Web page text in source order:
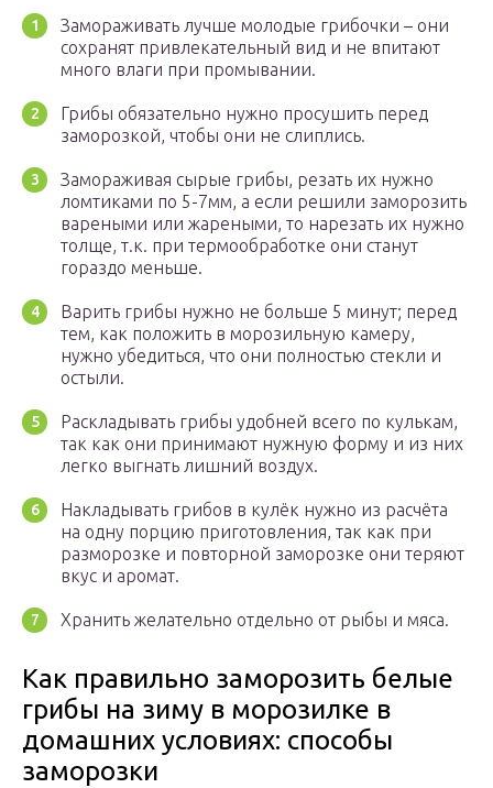
Замораживать лучше молодые грибочки – они
сохранят привлекательный вид и не впитают
много влаги при промывании.
Грибы обязательно нужно просушить перед
заморозкой, чтобы они не слиплись.
Замораживая сырые грибы, резать их нужно
ломтиками по 5-7мм, а если решили заморозить
вареными или жареными, то нарезать их нужно
толще, т.к. при термообработке они станут
гораздо меньше.
Варить грибы нужно не больше 5 минут; перед
тем, как положить в морозильную камеру,
нужно убедиться, что они полностью стекли и
остыли.
Раскладывать грибы удобней всего по кулькам,
так как они принимают нужную форму и из них
легко выгнать лишний воздух.
Накладывать грибов в кулёк нужно из расчёта
на одну порцию приготовления, так как при
разморозке и повторной заморозке они теряют
вкус и аромат.
Хранить желательно отдельно от рыбы и мяса.
Как правильно заморозить белые
грибы на зиму в морозилке в
домашних условиях: способы
заморозки